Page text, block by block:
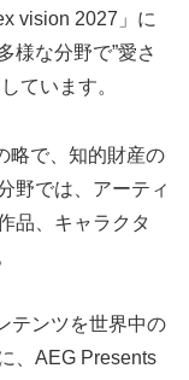
vision 2027」に
様な分野で”愛さ
ています。
略で、知的財産の
野では、アーティ
品、キャラクタ
テンツを世界中の
、AEG Presents